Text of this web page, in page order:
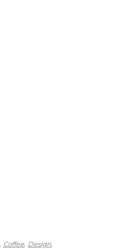
Coffee Design